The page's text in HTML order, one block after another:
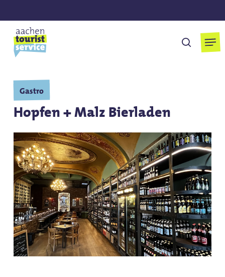
to
main
content
suchen
Gastro
Hopfen + Malz Bierladen